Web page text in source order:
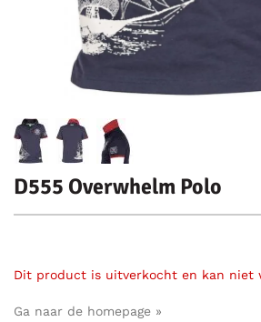
D555 Overwhelm Polo
Dit product is uitverkocht en kan niet
Ga naar de homepage »